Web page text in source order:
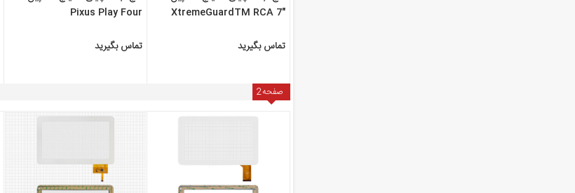
XtremeGuardTM RCA 7"
تماس بگیرید
Pixus Play Four
تماس بگیرید
صفحه2